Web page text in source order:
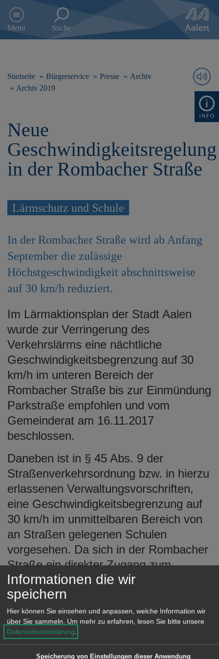
e
g
Menu Suche
Startseite Bürgerservice Presse
Archiv
Archiv 2019
Neue
Geschwindigkeitsregelung
in der Rombacher Straße
Lärmschutz und Schule
In der Rombacher Straße wird ab Anfang
September die zulässige
Höchstgeschwindigkeit abschnittsweise
auf 30 km/h reduziert.
Im Lärmaktionsplan der Stadt Aalen
wurde zur Verringerung des
Verkehrslärms eine nächtliche
Geschwindigkeitsbegrenzung auf 30
km/h im unteren Bereich der
Rombacher Straße bis zur Einmündung
Parkstraße empfohlen und vom
Gemeinderat am 16.11.2017
beschlossen.
Daneben ist in § 45 Abs. 9 der
Straßenverkehrsordnung bzw. in hierzu
erlassenen Verwaltungsvorschriften,
eine Geschwindigkeitsbegrenzung auf
30 km/h im unmittelbaren Bereich von
an Straßen gelegenen Schulen
vorgesehen. Da sich in der Rombacher
Straße ein direkter Zugang zum
Schubart-Gymnasium befindet, wäre
dort eine zeitlich begrenzte
Geschwindigkeitsreduzierung auf 30
km/h anzuordnen.
Um eine einheitliche, für den fließenden
Informationen die wir
speichern
Hier können Sie einsehen und anpassen, welche Information wir
über Sie sammeln. Um mehr zu erfahren, lesen Sie bitte unsere
Datenschutzerklärung.
Speicherung von Einstellungen dieser Anwendung